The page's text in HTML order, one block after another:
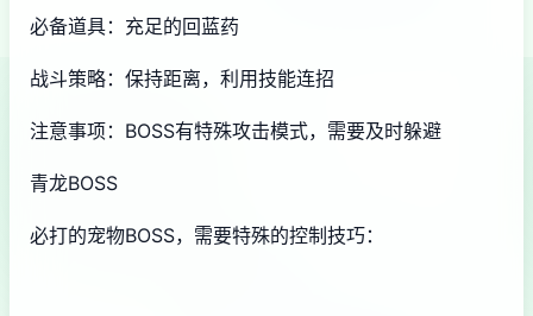
必备道具：充足的回蓝药
战斗策略：保持距离，利用技能连招
注意事项：BOSS有特殊攻击模式，需要及时躲避
青龙BOSS
必打的宠物BOSS，需要特殊的控制技巧：